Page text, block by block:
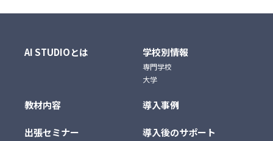
AI STUDIOとは 学校別情報
専門学校
大学
教材内容 導入事例
出張セミナー 導入後のサポート